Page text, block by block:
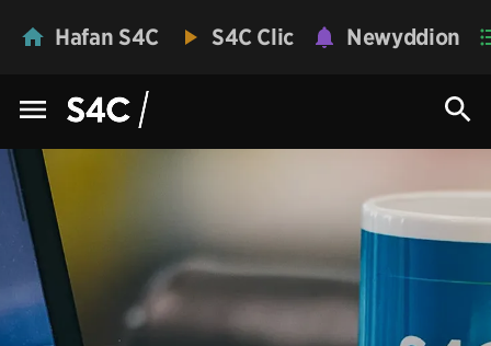
Hafan S4C S4C Clic Newyddion